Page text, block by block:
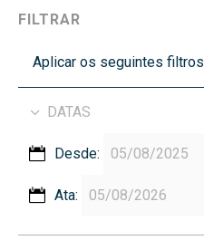
FILTRAR
Aplicar os seguintes filtros
DATAS
Desde:
Ata: